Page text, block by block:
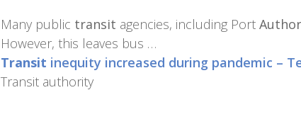
Many public transit agencies, including Port
However, this leaves bus …
Transit inequity increased during pandemic –
Transit authority